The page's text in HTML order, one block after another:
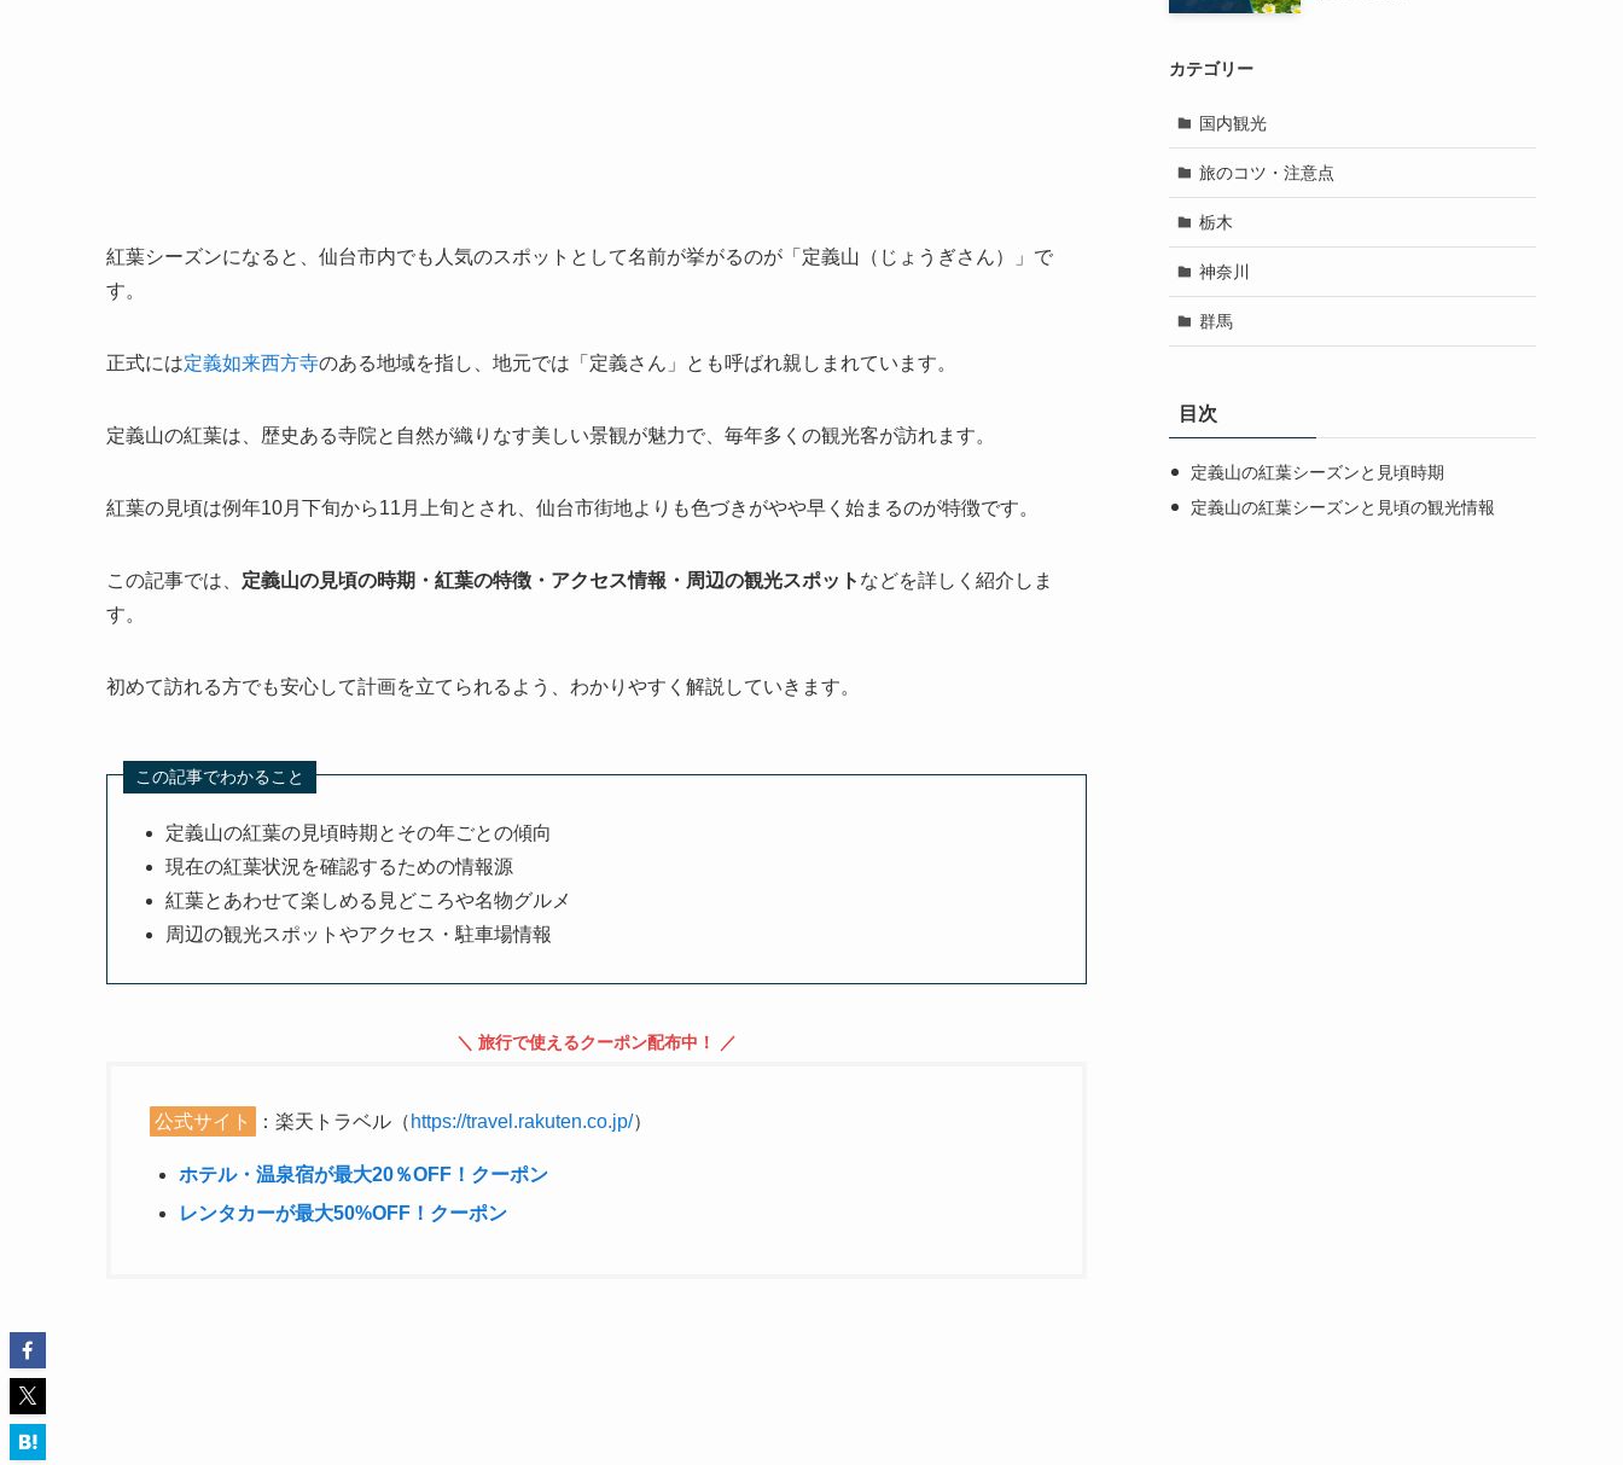
紅葉シーズンになると、仙台市内でも人気のスポットとして名前が挙がるのが「定義山（じょうぎさん）」で
す。
正式には定義如来西方寺のある地域を指し、地元では「定義さん」とも呼ばれ親しまれています。
定義山の紅葉は、歴史ある寺院と自然が織りなす美しい景観が魅力で、毎年多くの観光客が訪れます。
紅葉の見頃は例年10月下旬から11月上旬とされ、仙台市街地よりも色づきがやや早く始まるのが特徴です。
この記事では、 定義山の見頃の時期・紅葉の特徴・アクセス情報・周辺の観光スポット などを詳しく紹介しま
す。
初めて訪れる方でも安心して計画を立てられるよう、わかりやすく解説していきます。
この記事でわかること
定義山の紅葉の見頃時期とその年ごとの傾向
現在の紅葉状況を確認するための情報源
紅葉とあわせて楽しめる見どころや名物グルメ
周辺の観光スポットやアクセス・駐車場情報
＼ 旅行で使えるクーポン配布中！ ／
公式サイト ：楽天トラベル（ https://travel.rakuten.co.jp/）
ホテル・温泉宿が最大20％OFF！クーポン
レンタカーが最大50%OFF！クーポン
カテゴリー
国内観光
旅のコツ・注意点
栃木
神奈川
群馬
目次
定義山の紅葉シーズンと見頃時期
定義山の紅葉シーズンと見頃の観光情報